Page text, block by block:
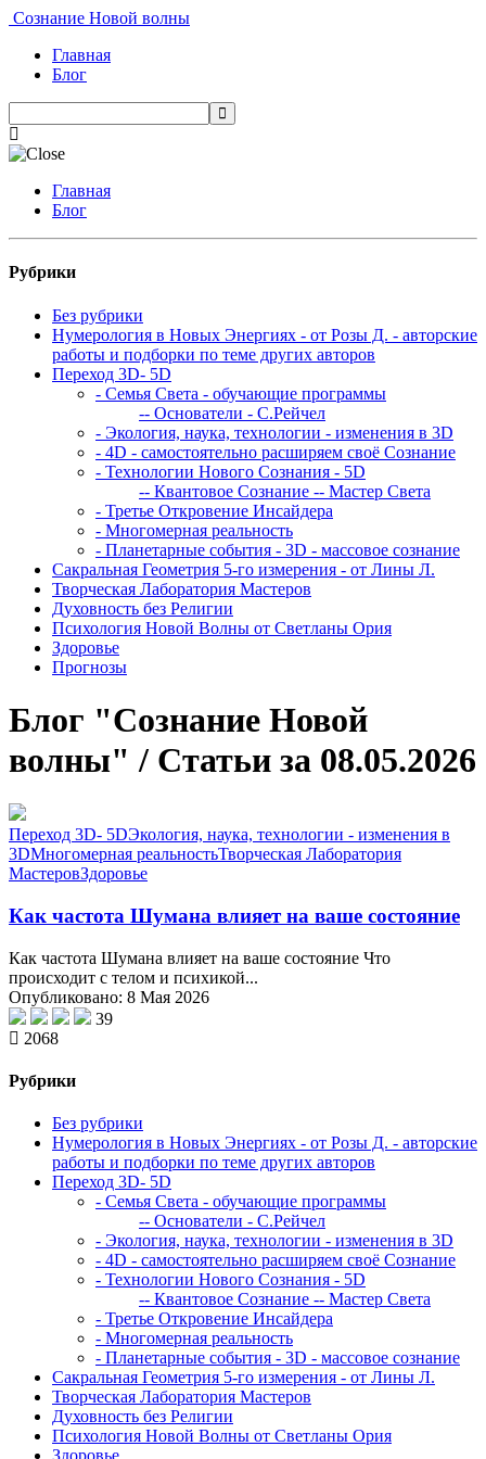
Сознание Новой волны
Главная
Блог
Главная
Блог
Рубрики
Без рубрики
Нумерология в Новых Энергиях - от Розы Д. - авторские
работы и подборки по теме других авторов
Переход 3D- 5D
- Семья Света - обучающие программы
-- Основатели - С.Рейчел
- Экология, наука, технологии - изменения в 3D
- 4D - самостоятельно расширяем своё Сознание
- Технологии Нового Сознания - 5D
-- Квантовое Сознание -- Мастер Света
- Третье Откровение Инсайдера
- Многомерная реальность
- Планетарные события - 3D - массовое сознание
Сакральная Геометрия 5-го измерения - от Лины Л.
Творческая Лаборатория Мастеров
Духовность без Религии
Психология Новой Волны от Светланы Ория
Здоровье
Прогнозы
Блог "Сознание Новой
волны" / Статьи за 08.05.2026
Переход 3D- 5DЭкология, наука, технологии - изменения в
3DМногомерная реальностьТворческая Лаборатория
МастеровЗдоровье
Как частота Шумана влияет на ваше состояние
Как частота Шумана влияет на ваше состояние Что
происходит с телом и психикой...
Опубликовано: 8 Мая 2026
39
2068
Рубрики
Без рубрики
Нумерология в Новых Энергиях - от Розы Д. - авторские
работы и подборки по теме других авторов
Переход 3D- 5D
- Семья Света - обучающие программы
-- Основатели - С.Рейчел
- Экология, наука, технологии - изменения в 3D
- 4D - самостоятельно расширяем своё Сознание
- Технологии Нового Сознания - 5D
-- Квантовое Сознание -- Мастер Света
- Третье Откровение Инсайдера
- Многомерная реальность
- Планетарные события - 3D - массовое сознание
Сакральная Геометрия 5-го измерения - от Лины Л.
Творческая Лаборатория Мастеров
Духовность без Религии
Психология Новой Волны от Светланы Ория